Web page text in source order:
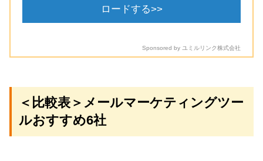
ロードする>>
Sponsored by ユミルリンク株式会社
＜比較表＞メールマーケティングツー
ルおすすめ6社